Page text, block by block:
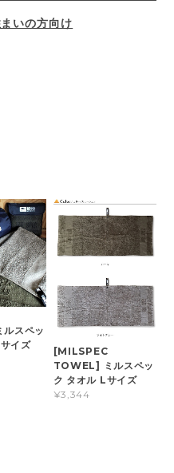
いの方向け
スペッ
イズ
[MILSPEC
TOWEL] ミルスペッ
ク タオル Lサイズ
¥3,344